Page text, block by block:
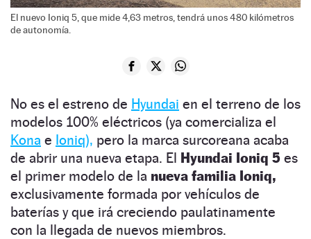
El nuevo Ioniq 5, que mide 4,63 metros, tendrá unos 480 kilómetros
de autonomía.
No es el estreno de Hyundai en el terreno de los
modelos 100% eléctricos (ya comercializa el
Kona e Ioniq), pero la marca surcoreana acaba
de abrir una nueva etapa. El Hyundai Ioniq 5 es
el primer modelo de la nueva familia Ioniq,
exclusivamente formada por vehículos de
baterías y que irá creciendo paulatinamente
con la llegada de nuevos miembros.